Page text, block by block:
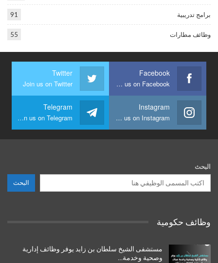
برامج تدريبية 91
وظائف مطارات 55
Facebook
Join us on Facebook
Twitter
Join us on Twitter
Instagram
Join us on Instagram
Telegram
Join us on Telegram
البحث
البحث
وظائف حكومية
مستشفى الشيخ سلطان بن زايد يوفر وظائف إدارية
وصحية وخدمة…